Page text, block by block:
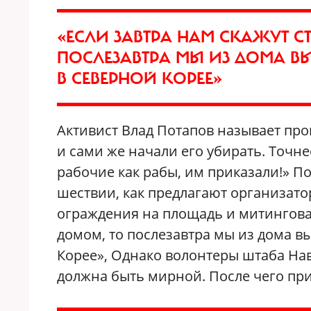
«ЕСЛИ ЗАВТРА НАМ СКАЖУТ
ПОСЛЕЗАВТРА МЫ ИЗ ДОМА
В СЕВЕРНОЙ КОРЕЕ»
Активист Влад Потапов называет
и сами же начали его убирать.
рабочие как рабы, им приказали!»
шествии, как предлагают
ограждения на площадь и
домом, то послезавтра мы из дома
Корее», Однако волонтеры штаба
должна быть мирной. После чего